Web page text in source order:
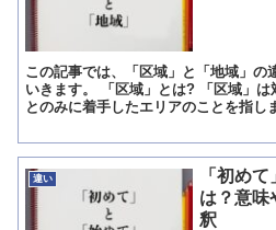
この記事では、「区域」と「地域」の
いきます。 「区域」とは? 「区域」は
とのみに着手したエリアのことを指し
違い
「初め
は？意味
釈